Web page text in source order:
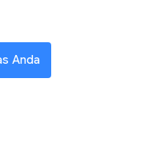
Anda